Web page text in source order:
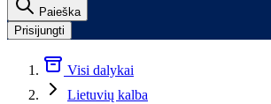
Paieška
Prisijungti
Visi dalykai
Lietuvių kalba